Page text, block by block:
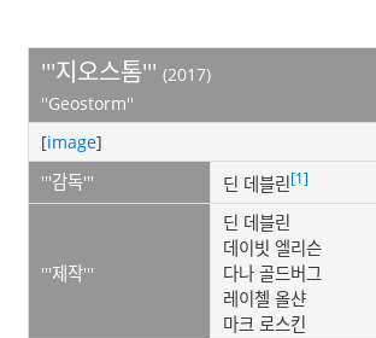
'''지오스톰''' (2017)
''Geostorm''
[image]
'''감독'''
딘 데블린[1]
'''제작'''
딘 데블린
데이빗 엘리슨
다나 골드버그
레이첼 올샨
마크 로스킨